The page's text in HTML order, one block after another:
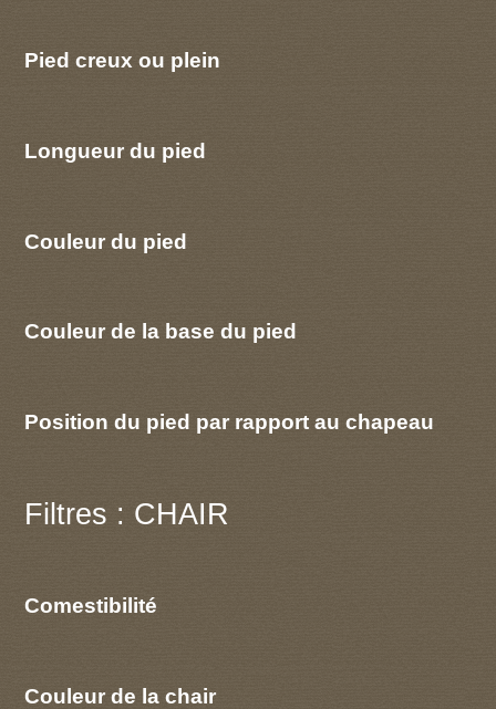
Pied creux ou plein
Longueur du pied
Couleur du pied
Couleur de la base du pied
Position du pied par rapport au chapeau
Filtres : CHAIR
Comestibilité
Couleur de la chair